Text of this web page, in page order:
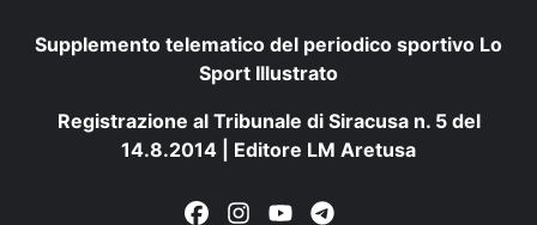
Supplemento telematico del periodico sportivo Lo
Sport Illustrato
Registrazione al Tribunale di Siracusa n. 5 del
14.8.2014 | Editore LM Aretusa